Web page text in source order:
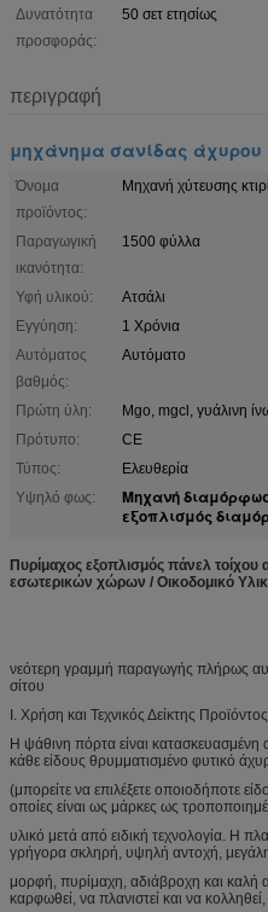
Δυνατότητα
προσφοράς:
50 σετ ετησίως
περιγραφή
μηχάνημα σανίδας άχυρου
Όνομα
προϊόντος:
Μηχανή χύτευσης
Παραγωγική
ικανότητα:
1500 φύλλα
Υφή υλικού:
Ατσάλι
Εγγύηση:
1 Χρόνια
Αυτόματος
βαθμός:
Αυτόματο
Πρώτη ύλη:
Mgo, mgcl, γυάλινη
Πρότυπο:
CE
Τύπος:
Ελευθερία
Υψηλό φως:
Μηχανή
εξοπλισμός
Πυρίμαχος εξοπλισμός πάνελ τοίχου
εσωτερικών χώρων / Οικοδομικό
νεότερη γραμμή παραγωγής πλήρως
σίτου
I. Χρήση και Τεχνικός Δείκτης Προϊόντος
Η ψάθινη πόρτα είναι
κάθε είδους θρυμματισμένο φυτικό
(μπορείτε να επιλέξετε οποιοδήποτε
οποίες είναι ως μάρκες ως
υλικό μετά από ειδική τεχνολογία. Η
γρήγορα σκληρή, υψηλή αντοχή,
μορφή, πυρίμαχη, αδιάβροχη και
καρφωθεί, να πλανιστεί και να κολληθεί,